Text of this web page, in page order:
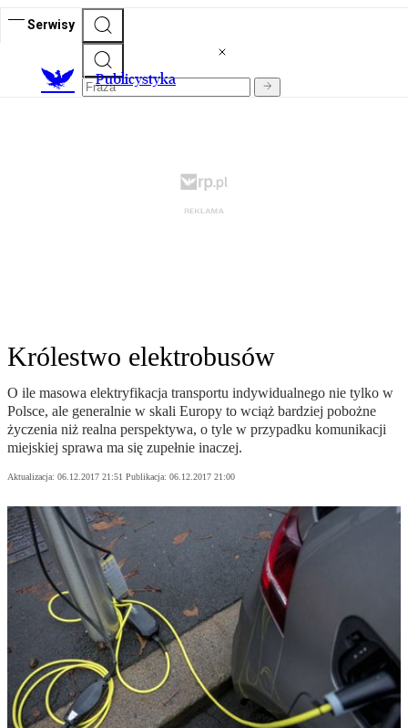
Serwisy
Publicystyka
Królestwo elektrobusów
O ile masowa elektryfikacja transportu indywidualnego nie tylko w
Polsce, ale generalnie w skali Europy to wciąż bardziej pobożne
życzenia niż realna perspektywa, o tyle w przypadku komunikacji
miejskiej sprawa ma się zupełnie inaczej.
Aktualizacja: 06.12.2017 21:51 Publikacja: 06.12.2017 21:00